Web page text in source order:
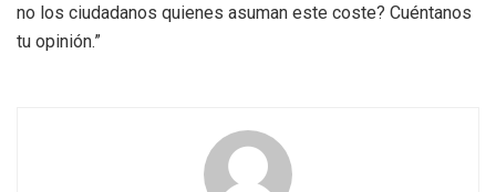
no los ciudadanos quienes asuman este coste? Cuéntanos
tu opinión.”